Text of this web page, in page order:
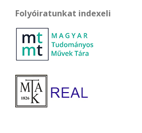
Folyóiratunkat indexeli